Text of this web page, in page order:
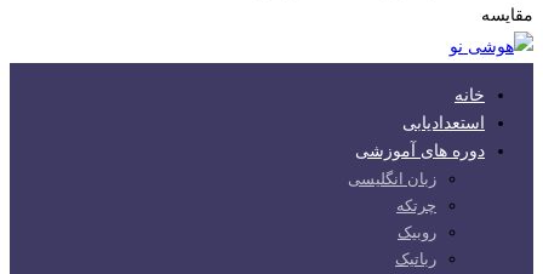
مقایسه
خانه
استعدادیابی
دوره های آموزشی
زبان انگلیسی
چرتکه
روبیک
رباتیک